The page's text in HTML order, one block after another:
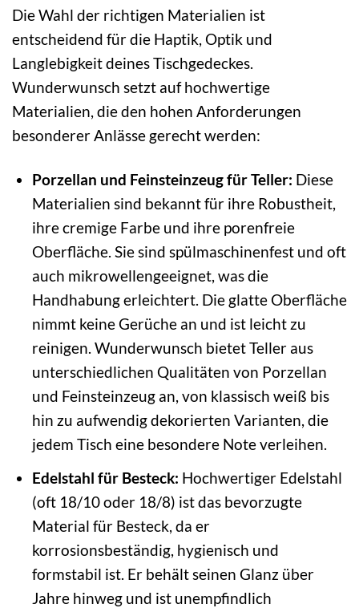
Die Wahl der richtigen Materialien ist
entscheidend für die Haptik, Optik und
Langlebigkeit deines Tischgedeckes.
Wunderwunsch setzt auf hochwertige
Materialien, die den hohen Anforderungen
besonderer Anlässe gerecht werden:
Porzellan und Feinsteinzeug für Teller: Diese
Materialien sind bekannt für ihre Robustheit,
ihre cremige Farbe und ihre porenfreie
Oberfläche. Sie sind spülmaschinenfest und oft
auch mikrowellengeeignet, was die
Handhabung erleichtert. Die glatte Oberfläche
nimmt keine Gerüche an und ist leicht zu
reinigen. Wunderwunsch bietet Teller aus
unterschiedlichen Qualitäten von Porzellan
und Feinsteinzeug an, von klassisch weiß bis
hin zu aufwendig dekorierten Varianten, die
jedem Tisch eine besondere Note verleihen.
Edelstahl für Besteck: Hochwertiger Edelstahl
(oft 18/10 oder 18/8) ist das bevorzugte
Material für Besteck, da er
korrosionsbeständig, hygienisch und
formstabil ist. Er behält seinen Glanz über
Jahre hinweg und ist unempfindlich